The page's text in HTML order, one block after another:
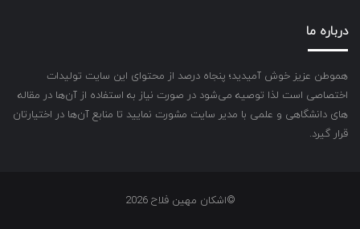
درباره ما
هموطن عزیز خوش آمیدید؛ پنجاه درصد از محتوای این سایت تولیدات
اختصاصی است لذا توصیه می‌شود در صورت نیاز به استفاده از آن‌ها در مقاله
های دانشگاهی و علمی با مدیر سایت مشورت نمایید تا منابع آن‌ها در اختیارتان
قرار گیرد.
©اشکان مهین فلاح 2026